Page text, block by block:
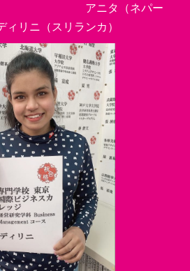
（ネパー
スリランカ）